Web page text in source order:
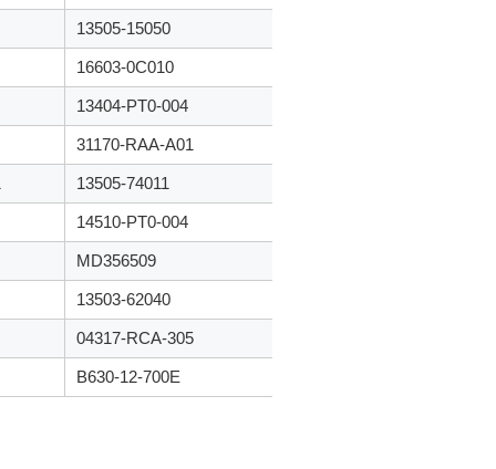
13505-15050
16603-0C010
13404-PT0-004
31170-RAA-A01
13505-74011
14510-PT0-004
MD356509
13503-62040
04317-RCA-305
B630-12-700E